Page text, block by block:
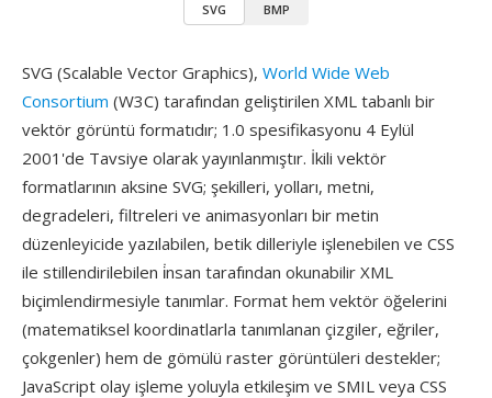
SVG BMP
SVG (Scalable Vector Graphics), World Wide Web
Consortium (W3C) tarafından geliştirilen XML tabanlı bir
vektör görüntü formatıdır; 1.0 spesifikasyonu 4 Eylül
2001'de Tavsiye olarak yayınlanmıştır. İkili vektör
formatlarının aksine SVG; şekilleri, yolları, metni,
degradeleri, filtreleri ve animasyonları bir metin
düzenleyicide yazılabilen, betik dilleriyle işlenebilen ve CSS
ile stillendirilebilen i̇nsan tarafından okunabilir XML
biçimlendirmesiyle tanımlar. Format hem vektör öğelerini
(matematiksel koordinatlarla tanımlanan çizgiler, eğriler,
çokgenler) hem de gömülü raster görüntüleri destekler;
JavaScript olay işleme yoluyla etkileşim ve SMIL veya CSS